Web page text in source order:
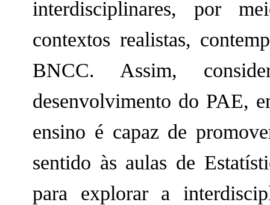
interdisciplinares, por
contextos realistas,
BNCC. Assim,
desenvolvimento do PAE,
ensino é capaz de
sentido às aulas de
para explorar a